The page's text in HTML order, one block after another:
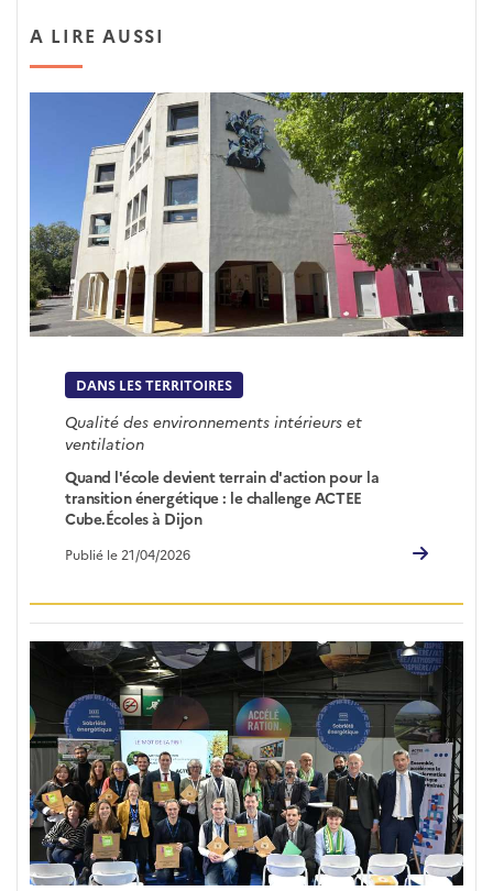
A LIRE AUSSI
DANS LES TERRITOIRES
Qualité des environnements intérieurs et
ventilation
Quand l'école devient terrain d'action pour la
transition énergétique : le challenge ACTEE
Cube.Écoles à Dijon
Publié le 21/04/2026